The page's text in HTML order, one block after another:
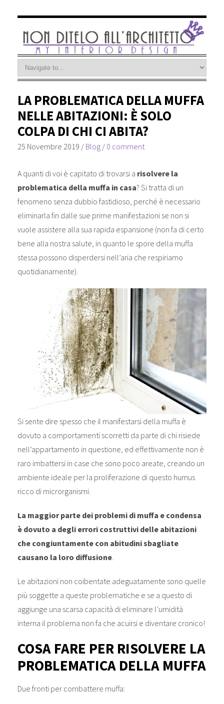
LA PROBLEMATICA DELLA MUFFA
NELLE ABITAZIONI: È SOLO
COLPA DI CHI CI ABITA?
25 Novembre 2019 / Blog/ 0 comment
A quanti di voi è capitato di trovarsi a risolvere la
problematica della muffa in casa? Si tratta di un
fenomeno senza dubbio fastidioso, perché è necessario
eliminarla fin dalle sue prime manifestazioni se non si
vuole assistere alla sua rapida espansione (non fa di certo
bene alla nostra salute, in quanto le spore della muffa
stessa possono disperdersi nell’aria che respiriamo
quotidianamente).
Si sente dire spesso che il manifestarsi della muffa è
dovuto a comportamenti scorretti da parte di chi risiede
nell’appartamento in questione, ed effettivamente non è
raro imbattersi in case che sono poco areate, creando un
ambiente ideale per la proliferazione di questo humus
ricco di microrganismi.
La maggior parte dei problemi di muffa e condensa
è dovuto a degli errori costruttivi delle abitazioni
che congiuntamente con abitudini sbagliate
causano la loro diffusione.
Le abitazioni non coibentate adeguatamente sono quelle
più soggette a queste problematiche e se a questo di
aggiunge una scarsa capacità di eliminare l’umidità
interna il problema non fa che acuirsi e diventare cronico!
COSA FARE PER RISOLVERE LA
PROBLEMATICA DELLA MUFFA
Due fronti per combattere muffa: